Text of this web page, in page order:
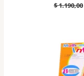
$1.190,00